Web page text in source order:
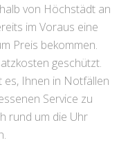
von Höchstädt an
im Voraus eine
Preis bekommen.
geschützt.
Ihnen in Notfällen
Service zu
rund um die Uhr